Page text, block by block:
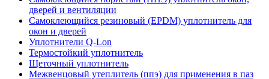
дверей и вентиляции
Самоклеющийся резиновый (EPDM) уплотнитель для
окон и дверей
Уплотнители Q-Lon
Термостойкий уплотнитель
Щеточный уплотнитель
Межвенцовый утеплитель (ппэ) для применения в паз